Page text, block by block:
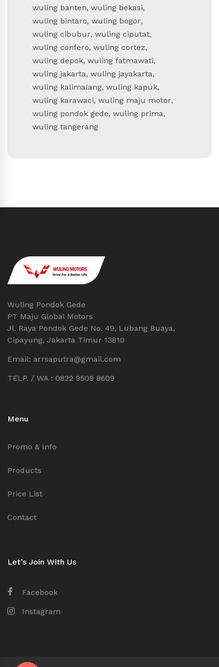
wuling banten, wuling bekasi,
wuling bintaro, wuling bogor,
wuling cibubur, wuling ciputat,
wuling confero, wuling cortez,
wuling depok, wuling fatmawati,
wuling jakarta, wuling jayakarta,
wuling kalimalang, wuling kapuk,
wuling karawaci, wuling maju motor,
wuling pondok gede, wuling prima,
wuling tangerang
Wuling Pondok Gede
PT Maju Global Motors
Jl. Raya Pondok Gede No. 49, Lubang Buaya,
Cipayung, Jakarta Timur 13810
Email: arrsaputra@gmail.com
TELP. / WA : 0822 9509 8609
Menu
Promo & Info
Products
Price List
Contact
Let’s Join With Us
Facebook
Instagram